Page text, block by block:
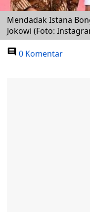
Mendadak Istana
Jokowi (Foto:
0 Komentar